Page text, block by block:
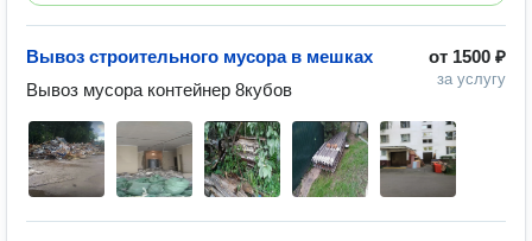
от 1500 ₽
за услугу
Вывоз строительного мусора в мешках
Вывоз мусора контейнер 8кубов